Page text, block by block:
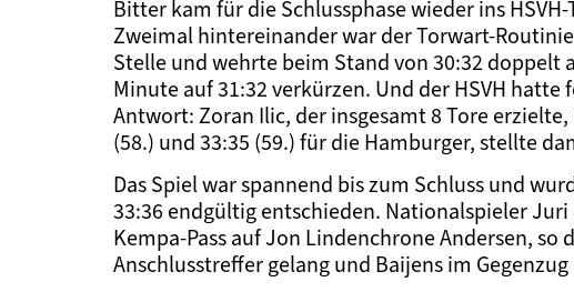
Bitter kam für die Schlussphase wieder ins
Zweimal hintereinander war der Torwart-
Stelle und wehrte beim Stand von 30:32 doppelt
Minute auf 31:32 verkürzen. Und der HSVH
Antwort: Zoran Ilic, der insgesamt 8 Tore
(58.) und 33:35 (59.) für die Hamburger, stellte
Das Spiel war spannend bis zum Schluss und
33:36 endgültig entschieden. Nationalspieler
Kempa-Pass auf Jon Lindenchrone Andersen,
Anschlusstreffer gelang und Baijens im